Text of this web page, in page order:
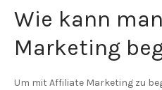
Wie kann
Marketing
Um mit Affiliate Marketing zu